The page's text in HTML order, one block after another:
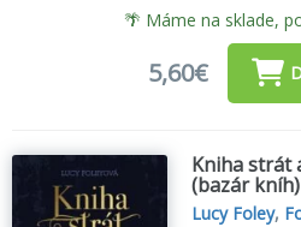
🌴 Máme na sklade,
5,60€
Kniha strát
(bazár kníh)
Lucy Foley,